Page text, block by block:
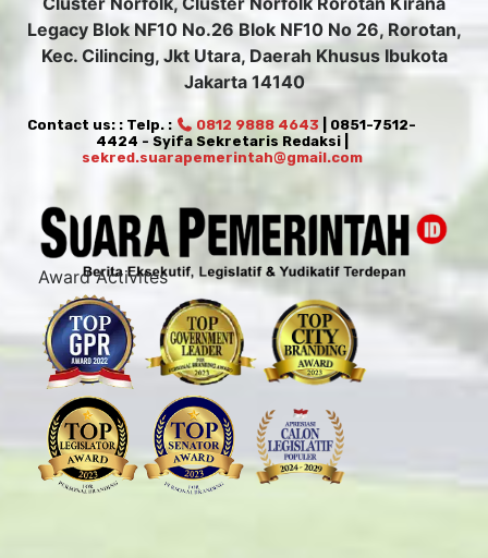
Legacy Blok NF10 No.26 Blok NF10 No 26, Rorotan,
Kec. Cilincing, Jkt Utara, Daerah Khusus Ibukota
Jakarta 14140
Contact us: : Telp. : 0812 9888 4643 | 0851-7512-
4424 - Syifa Sekretaris Redaksi |
sekred.suarapemerintah@gmail.com
Award Activites